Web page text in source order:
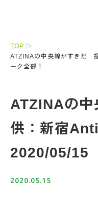
TOP
ATZINAの中央線がすき
ーク全部！
ATZINAの
供：新宿
2020/05/15
2020.05.15